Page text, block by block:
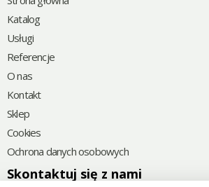
Katalog
Usługi
Referencje
O nas
Kontakt
Sklep
Cookies
Ochrona danych osobowych
Skontaktuj się z nami